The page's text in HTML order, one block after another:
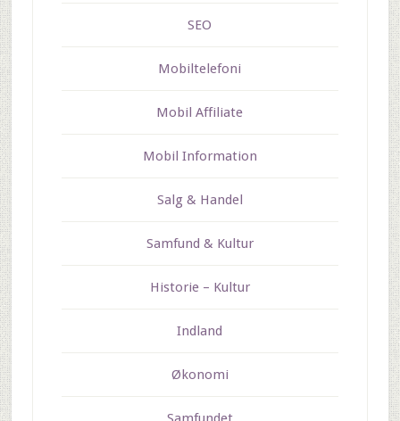
SEO
Mobiltelefoni
Mobil Affiliate
Mobil Information
Salg & Handel
Samfund & Kultur
Historie – Kultur
Indland
Økonomi